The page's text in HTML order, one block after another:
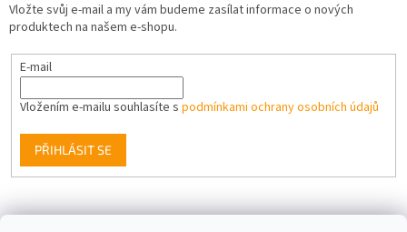
Vložte svůj e-mail a my vám budeme zasílat informace o nových
produktech na našem e-shopu.
E-mail
Vložením e-mailu souhlasíte s podmínkami ochrany osobních údajů
PŘIHLÁSIT SE
Facebook